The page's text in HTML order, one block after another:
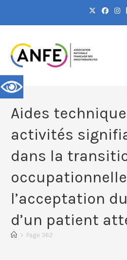
Aides
activités
dans la
l’acceptation
d’un patient
> Page 362